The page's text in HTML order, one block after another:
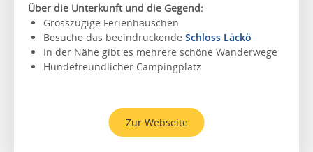
Über die Unterkunft und die Gegend:
Grosszügige Ferienhäuschen
Besuche das beeindruckende Schloss Läckö
In der Nähe gibt es mehrere schöne Wanderwege
Hundefreundlicher Campingplatz
Zur Webseite